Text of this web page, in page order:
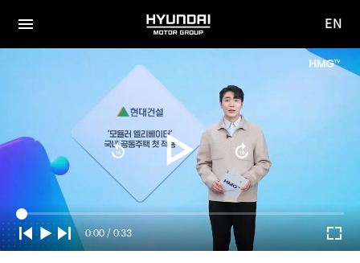
전체
HYUNDAI
MOTOR
GROUP
사이
이동
EN
Current
Time
0:00 / Duration
0:33